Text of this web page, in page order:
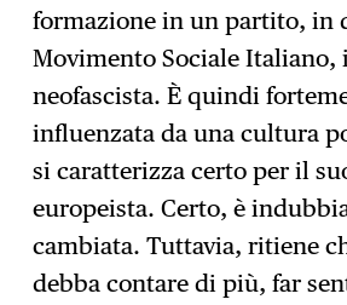
formazione in un partito, in
Movimento Sociale
neofascista. È quindi
influenzata da una cultura
si caratterizza certo per il
europeista. Certo, è
cambiata. Tuttavia, ritiene
debba contare di più, far